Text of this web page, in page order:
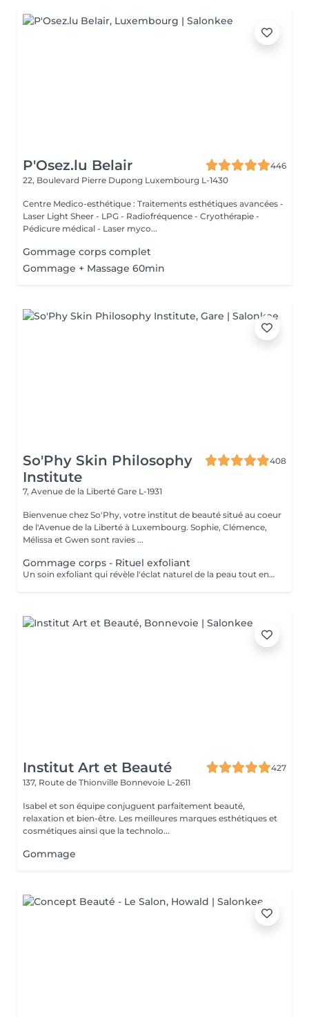
P'Osez.lu Belair
446
22, Boulevard Pierre Dupong Luxembourg L-1430
Centre Medico-esthétique : Traitements esthétiques avancées -
Laser Light Sheer - LPG - Radiofréquence - Cryothérapie -
Pédicure médical - Laser myco...
Gommage corps complet
Gommage + Massage 60min
So'Phy Skin Philosophy
Institute
408
7, Avenue de la Liberté Gare L-1931
Bienvenue chez So'Phy, votre institut de beauté situé au coeur
de l'Avenue de la Liberté à Luxembourg. Sophie, Clémence,
Mélissa et Gwen sont ravies ...
Gommage corps - Rituel exfoliant
Un soin exfoliant qui révèle l'éclat naturel de la peau tout en offrant un véritable moment de détente. Le gommage permet d'éliminer les cellules mortes, d'affiner le grain de peau et de laisser la peau plus douce et lumineuse. Selon vos préférences, vous pouvez choisir entre un gommage au savon noir, pour une exfoliation enveloppante et purifiante, ou un gommage à grains, pour une action plus tonique et efficace. La senteur sélectionnée accompagne l'ensemble du soin et prolonge l'expérience, avec la possibilité d'ajouter une huile de massage pour un moment encore plus enveloppant. La peau est douce, lisse et délicatement parfumée, le corps détendu et l'esprit apaisé. Un soin idéal pour préparer la peau, la sublimer ou simplement s'offrir un moment pour soi.
Institut Art et Beauté
427
137, Route de Thionville Bonnevoie L-2611
Isabel et son équipe conjuguent parfaitement beauté,
relaxation et bien-être. Les meilleures marques esthétiques et
cosmétiques ainsi que la technolo...
Gommage